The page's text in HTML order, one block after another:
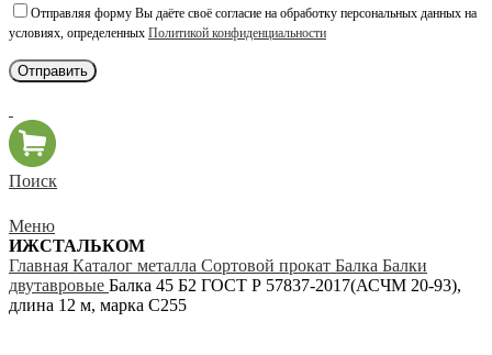
Отправляя форму Вы даёте своё согласие на обработку персональных данных на
условиях, определенных Политикой конфиденциальности
Поиск
Меню
ИЖСТАЛЬКОМ
Главная Каталог металла Сортовой прокат Балка Балки
двутавровые Балка 45 Б2 ГОСТ Р 57837-2017(АСЧМ 20-93),
длина 12 м, марка С255